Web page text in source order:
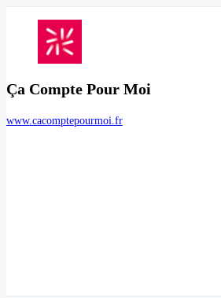
Ça Compte Pour Moi
www.cacomptepourmoi.fr